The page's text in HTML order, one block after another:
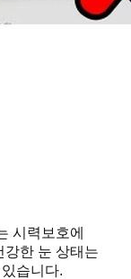
시력보호에
강한 눈 상태는
습니다.